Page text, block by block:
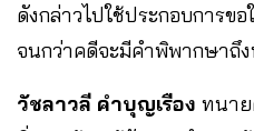
ดังกล่าวไปใช้ประกอบการข
จนกว่าคดีจะมีคำพิพากษาถึง
วัชลาวลี คำบุญเรือง ทนาย